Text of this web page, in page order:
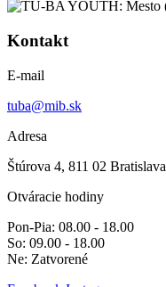
Kontakt
E-mail
tuba@mib.sk
Adresa
Štúrova 4, 811 02 Bratislava
Otváracie hodiny
Pon-Pia: 08.00 - 18.00
So: 09.00 - 18.00
Ne: Zatvorené